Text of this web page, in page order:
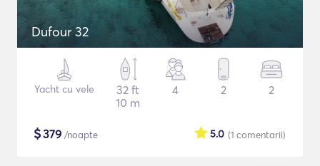
Dufour 32
Yacht cu vele
32 ft
10 m
4 2 2
$379 /noapte (1 comentarii)
5.0